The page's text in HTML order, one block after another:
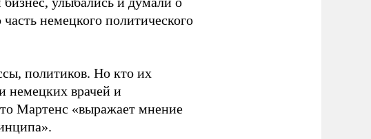
немецкого политического
политиков. Но кто их
немецких врачей и
Мартенс «выражает мнение